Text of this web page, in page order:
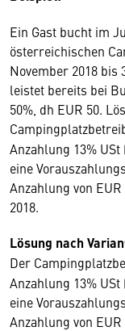
Ein Gast bucht im
österreichischen
November 2018 bis
leistet bereits bei
50%, dh EUR 50.
Anzahlung 13% USt
eine
Anzahlung von
2018.
Lösung nach
Der
Anzahlung 13% USt
eine
Anzahlung von